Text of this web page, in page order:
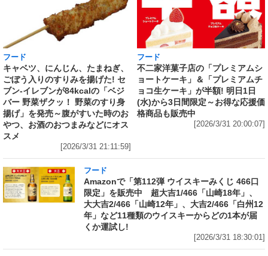
フード
キャベツ、にんじん、たまねぎ、
ごぼう入りのすりみを揚げた! セ
ブン‐イレブンが84kcalの「ベジ
バー 野菜ザクッ！ 野菜のすり身
揚げ」を発売～腹がすいた時のお
やつ、お酒のおつまみなどにオス
スメ
[2026/3/31 21:11:59]
フード
不二家洋菓子店の「プレミアムシ
ョートケーキ」＆「プレミアムチ
ョコ生ケーキ」が半額! 明日1日
(水)から3日間限定～お得な応援価
格商品も販売中
[2026/3/31 20:00:07]
フード
Amazonで「第112弾 ウイスキーみくじ 466口
限定」を販売中 超大吉1/466「山崎18年」、
大大吉2/466「山崎12年」、大吉2/466「白州12
年」など11種類のウイスキーからどの1本が届
くか運試し!
[2026/3/31 18:30:01]